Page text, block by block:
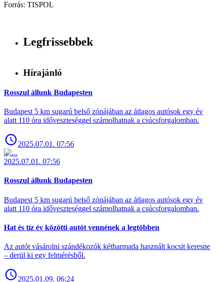
Forrás: TISPOL
Legfrissebbek
Hírajánló
Rosszul állunk Budapesten
Budapest 5 km sugarú belső zónájában az átlagos autósok egy év
alatt 110 óra időveszteséggel számolhatnak a csúcsforgalomban.
2025.07.01. 07:56
2025.07.01. 07:56
Rosszul állunk Budapesten
Budapest 5 km sugarú belső zónájában az átlagos autósok egy év
alatt 110 óra időveszteséggel számolhatnak a csúcsforgalomban.
Hat és tíz év közötti autót vennének a legtöbben
Az autót vásárolni szándékozók kétharmada használt kocsit keresne
– derül ki egy felmérésből.
2025.01.09. 06:24